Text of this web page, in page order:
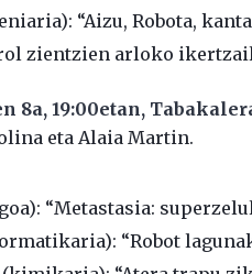
“Aizu, Robota,
zientzien arloko
8a, 19:00etan,
eta Alaia Martin.
“Metastasia:
“Robot